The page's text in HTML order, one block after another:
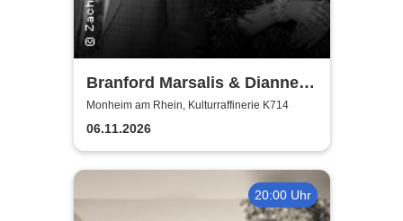
Branford Marsalis & Dianne
Reeves celebrate John
Coltrane
Monheim am Rhein, Kulturraffinerie K714
06.11.2026
20:00 Uhr